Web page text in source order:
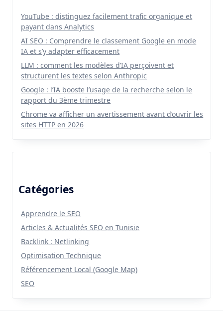
YouTube : distinguez facilement trafic organique et
payant dans Analytics
AI SEO : Comprendre le classement Google en mode
IA et s’y adapter efficacement
LLM : comment les modèles d’IA perçoivent et
structurent les textes selon Anthropic
Google : l’IA booste l’usage de la recherche selon le
rapport du 3ème trimestre
Chrome va afficher un avertissement avant d’ouvrir les
sites HTTP en 2026
Catégories
Apprendre le SEO
Articles & Actualités SEO en Tunisie
Backlink : Netlinking
Optimisation Technique
Référencement Local (Google Map)
SEO